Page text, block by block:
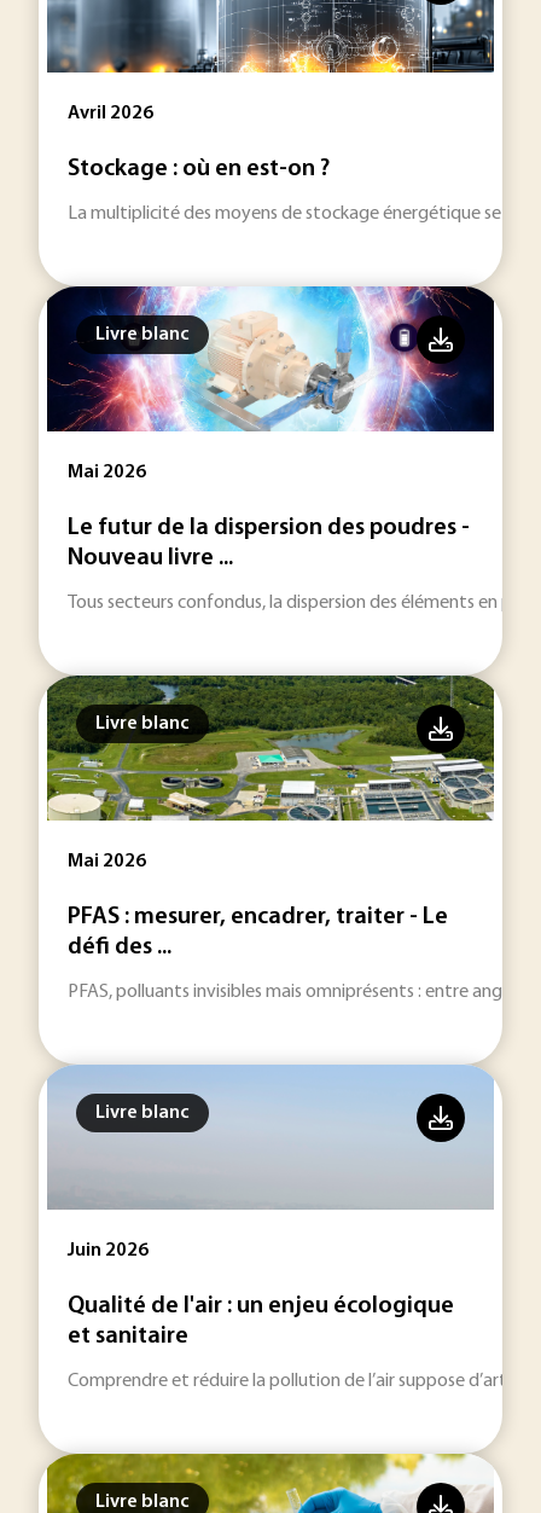
Avril 2026
Stockage : où en est-on ?
La multiplicité des moyens de stockage énergétique se
Livre blanc
Mai 2026
Le futur de la dispersion des poudres -
Nouveau livre ...
Tous secteurs confondus, la dispersion des éléments en
Livre blanc
Mai 2026
PFAS : mesurer, encadrer, traiter - Le
défi des ...
PFAS, polluants invisibles mais omniprésents : entre angles
Livre blanc
Juin 2026
Qualité de l'air : un enjeu écologique
et sanitaire
Comprendre et réduire la pollution de l’air suppose
Livre blanc